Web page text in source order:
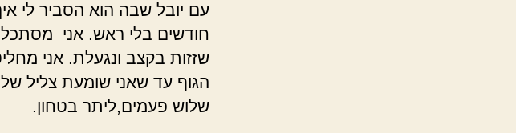
עם יובל שבה הוא הסביר לי
חודשים בלי ראש. אני
שזזות בקצב ונגעלת. אני
הגוף עד שאני שומעת צליל
שלוש פעמים,ליתר בטחון.